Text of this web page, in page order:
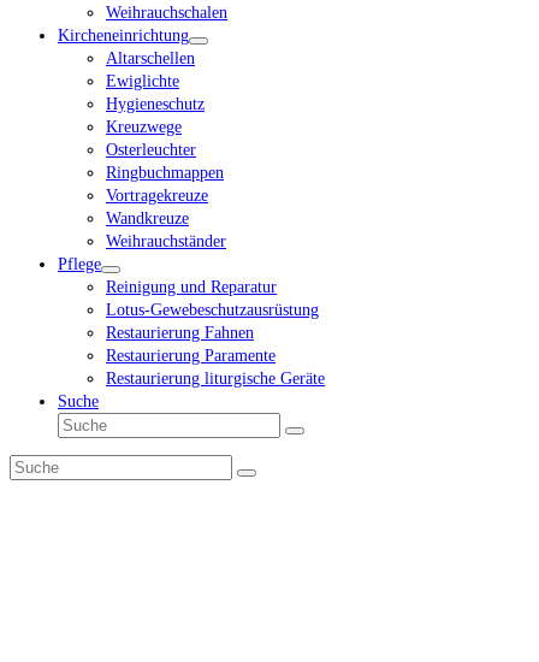
Weihrauchschalen
Kircheneinrichtung
Altarschellen
Ewiglichte
Hygieneschutz
Kreuzwege
Osterleuchter
Ringbuchmappen
Vortragekreuze
Wandkreuze
Weihrauchständer
Pflege
Reinigung und Reparatur
Lotus-Gewebeschutzausrüstung
Restaurierung Fahnen
Restaurierung Paramente
Restaurierung liturgische Geräte
Suche
Suche
Senden
Suche
Senden